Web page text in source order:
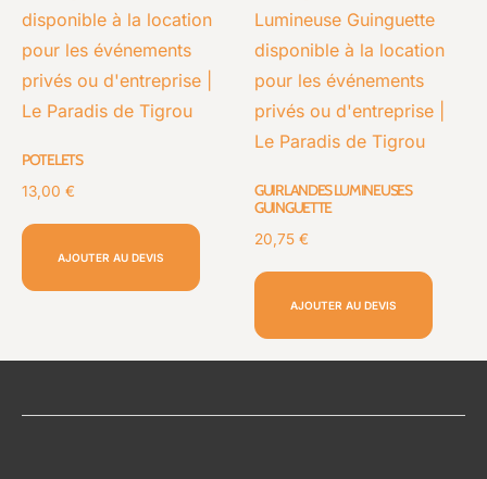
POTELETS
13,00 €
AJOUTER AU DEVIS
GUIRLANDES LUMINEUSES
GUINGUETTE
20,75 €
AJOUTER AU DEVIS